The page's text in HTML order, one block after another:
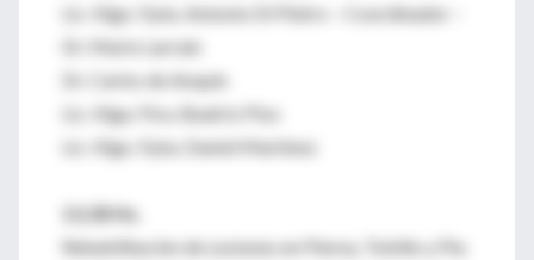
Lic. Klgo. Fpta. Antonio Di Pietro – Coordinador –
Dr. Mario Larrain
Dr. Carlos de Anquín
Lic. Klga. Ftra. Beatriz Piso
Lic. Klgo. Fpta. Daniel Martínez
13,30 Hs.
Rehabilitación de Lesiones en Pierna, Tobillo y Pie.